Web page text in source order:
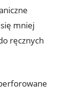
mniej
​ręcznych